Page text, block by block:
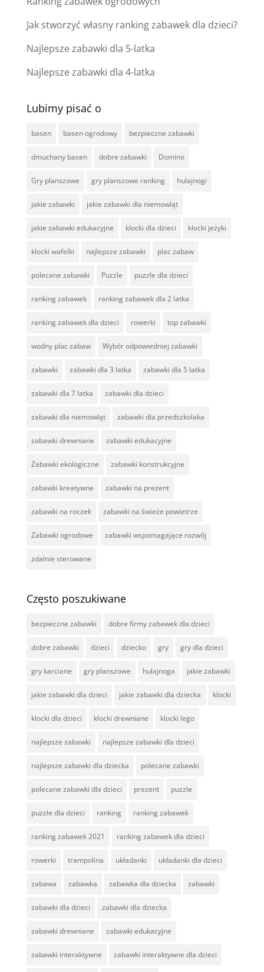
Jak stworzyć własny ranking zabawek dla dzieci?
Najlepsze zabawki dla 5-latka
Najlepsze zabawki dla 4-latka
Lubimy pisać o
basen basen ogrodowy bezpieczne zabawki
dmuchany basen dobre zabawki Domino
Gry planszowe gry planszowe ranking hulajnogi
jakie zabawki jakie zabawki dla niemowląt
jakie zabawki edukacyjne klocki dla dzieci klocki jeżyki
klocki wafelki najlepsze zabawki plac zabaw
polecane zabawki Puzzle puzzle dla dzieci
ranking zabawek ranking zabawek dla 2 latka
ranking zabawek dla dzieci rowerki top zabawki
wodny plac zabaw Wybór odpowiedniej zabawki
zabawki zabawki dla 3 latka zabawki dla 5 latka
zabawki dla 7 latka zabawki dla dzieci
zabawki dla niemowląt zabawki dla przedszkolaka
zabawki drewniane zabawki edukacyjne
Zabawki ekologiczne zabawki konstrukcyjne
zabawki kreatywne zabawki na prezent
zabawki na roczek zabawki na świeże powietrze
Zabawki ogrodowe zabawki wspomagające rozwój
zdalnie sterowane
Często poszukiwane
bezpieczne zabawki dobre firmy zabawek dla dzieci
dobre zabawki dzieci dziecko gry gry dla dzieci
gry karciane gry planszowe hulajnoga jakie zabawki
jakie zabawki dla dzieci jakie zabawki dla dziecka klocki
klocki dla dzieci klocki drewniane klocki lego
najlepsze zabawki najlepsze zabawki dla dzieci
najlepsze zabawki dla dziecka polecane zabawki
polecane zabawki dla dzieci prezent puzzle
puzzle dla dzieci ranking ranking zabawek
ranking zabawek 2021 ranking zabawek dla dzieci
rowerki trampolina układanki układanki dla dzieci
zabawa zabawka zabawka dla dziecka zabawki
zabawki dla dzieci zabawki dla dziecka
zabawki drewniane zabawki edukacyjne
zabawki interaktywne zabawki interaktywne dla dzieci